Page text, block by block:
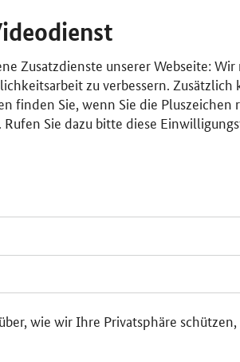
Zusatzdienste unserer Webseite:
zu verbessern. Zusätzlich
Sie, wenn Sie die Pluszeichen
Sie dazu bitte diese
wie wir Ihre Privatsphäre